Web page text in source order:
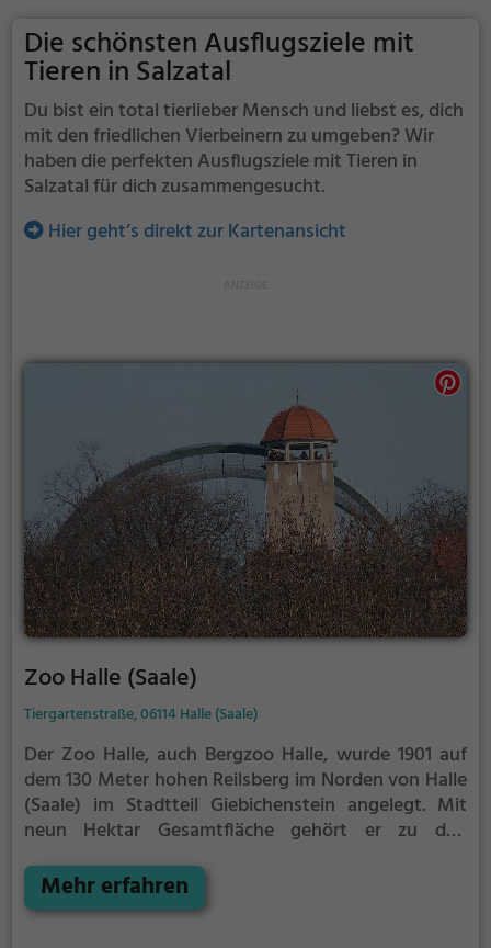
Die schönsten Ausflugsziele mit
Tieren in Salzatal
Du bist ein total tierlieber Mensch und liebst es, dich
mit den friedlichen Vierbeinern zu umgeben? Wir
haben die perfekten Ausflugsziele mit Tieren in
Salzatal für dich zusammengesucht.
Hier geht’s direkt zur Kartenansicht
Zoo Halle (Saale)
Tiergartenstraße, 06114 Halle (Saale)
Der Zoo Halle, auch Bergzoo Halle, wurde 1901 auf
dem 130 Meter hohen Reilsberg im Norden von Halle
(Saale) im Stadtteil Giebichenstein angelegt. Mit
neun Hektar Gesamtfläche gehört er zu den
Ebenen rund um den Berg erscheint das Gelände
aber wesentlich größer, als es tatsächlich ist.
Mehr erfahren